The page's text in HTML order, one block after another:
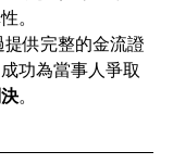
。
提供完整的金流證
功為當事人爭取
。